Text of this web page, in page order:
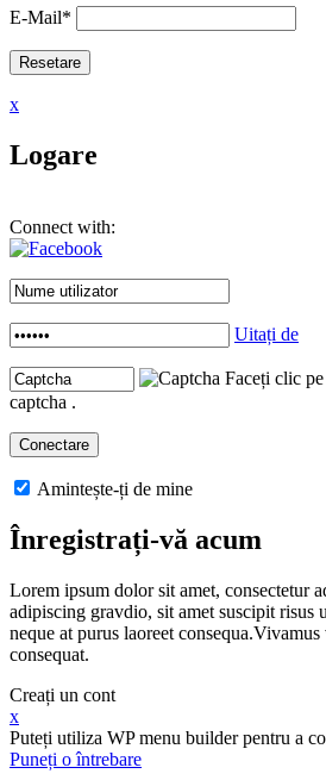
E-Mail*
x
Logare
Connect with:
Uitați de
Faceți clic
captcha .
Amintește-ți de mine
Înregistrați-vă acum
Lorem ipsum dolor sit amet, consectetur
adipiscing gravdio, sit amet suscipit risus
neque at purus laoreet
consequat.
Creați un cont
x
Puteți utiliza WP menu builder pentru a
Puneți o întrebare